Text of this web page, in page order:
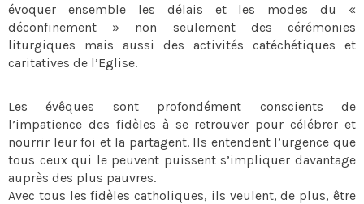
évoquer ensemble les délais et les modes du «
déconfinement » non seulement des cérémonies
liturgiques mais aussi des activités catéchétiques et
caritatives de l’Eglise.
Les évêques sont profondément conscients de
l’impatience des fidèles à se retrouver pour célébrer et
nourrir leur foi et la partagent. Ils entendent l’urgence que
tous ceux qui le peuvent puissent s’impliquer davantage
auprès des plus pauvres.
Avec tous les fidèles catholiques, ils veulent, de plus, être